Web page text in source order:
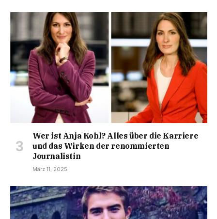
Wer ist Anja Kohl? Alles über die Karriere
und das Wirken der renommierten
Journalistin
März 11, 2025